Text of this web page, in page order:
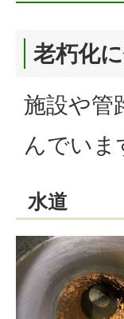
老朽化
施設や管
んでいま
水道